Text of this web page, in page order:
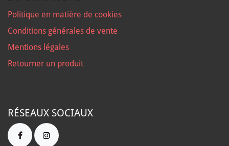
Politique en matière de cookies
Conditions générales de vente
Mentions légales
Retourner un produit
RÉSEAUX SOCIAUX